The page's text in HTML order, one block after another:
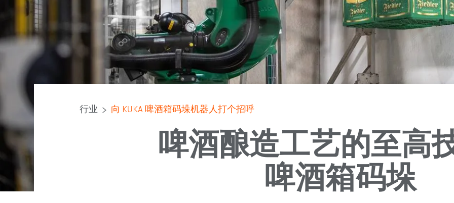
行业 向 KUKA 啤酒箱码垛机器人打个招呼
啤酒酿造工艺的至高
啤酒箱码垛